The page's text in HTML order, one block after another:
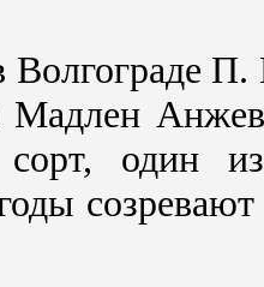
Волгограде
Мадлен
один